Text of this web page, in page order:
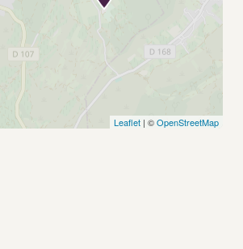
Leaflet | ©OpenStreetMap